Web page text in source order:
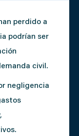
perdido a
podrían ser
civil.
negligencia